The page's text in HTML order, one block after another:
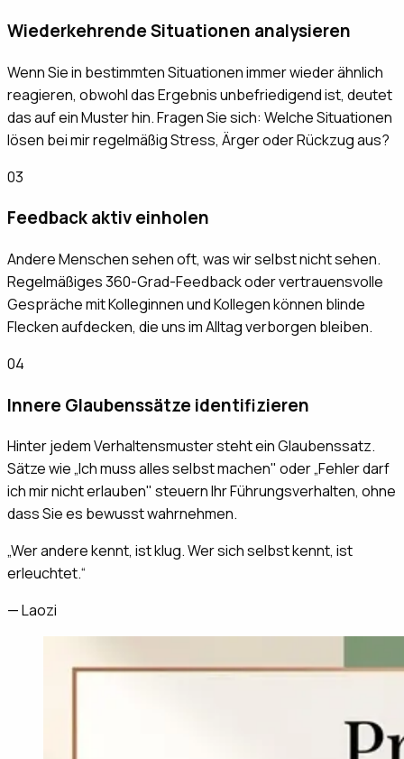
Wiederkehrende Situationen analysieren
Wenn Sie in bestimmten Situationen immer wieder ähnlich
reagieren, obwohl das Ergebnis unbefriedigend ist, deutet
das auf ein Muster hin. Fragen Sie sich: Welche Situationen
lösen bei mir regelmäßig Stress, Ärger oder Rückzug aus?
03
Feedback aktiv einholen
Andere Menschen sehen oft, was wir selbst nicht sehen.
Regelmäßiges 360-Grad-Feedback oder vertrauensvolle
Gespräche mit Kolleginnen und Kollegen können blinde
Flecken aufdecken, die uns im Alltag verborgen bleiben.
04
Innere Glaubenssätze identifizieren
Hinter jedem Verhaltensmuster steht ein Glaubenssatz.
Sätze wie „Ich muss alles selbst machen" oder „Fehler darf
ich mir nicht erlauben" steuern Ihr Führungsverhalten, ohne
dass Sie es bewusst wahrnehmen.
„Wer andere kennt, ist klug. Wer sich selbst kennt, ist
erleuchtet.“
—Laozi